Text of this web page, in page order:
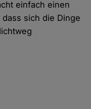
einfach einen
sich die Dinge